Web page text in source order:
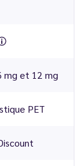
mg et 12 mg
PET